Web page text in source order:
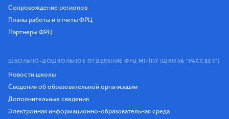
Сопровождение регионов
Планы работы и отчеты ФРЦ
Партнеры ФРЦ
ШКОЛЬНО-ДОШКОЛЬНОЕ ОТДЕЛЕНИЕ ФРЦ МГППУ (ШКОЛА "РАССВЕТ")
Новости школы
Сведения об образовательной организации
Дополнительные сведения
Электронная информационно-образовательная среда